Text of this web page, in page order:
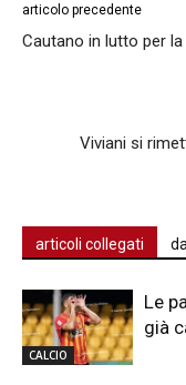
articolo precedente
Cautano in lutto per
Viviani si
articoli collegati
CALCIO
Le
già